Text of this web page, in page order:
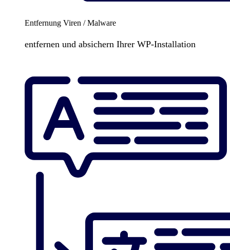
Entfernung Viren / Malware
entfernen und absichern Ihrer WP-Installation